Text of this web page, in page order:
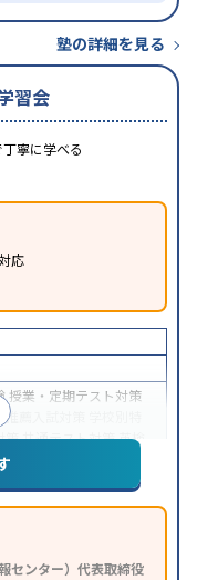
塾の詳細を見る
習会
寧に学べる
応
授業・定期テスト対策
推薦入試対策
策共通テスト対策英検
)対策
替可能不登校生に対
センター）代表取締役